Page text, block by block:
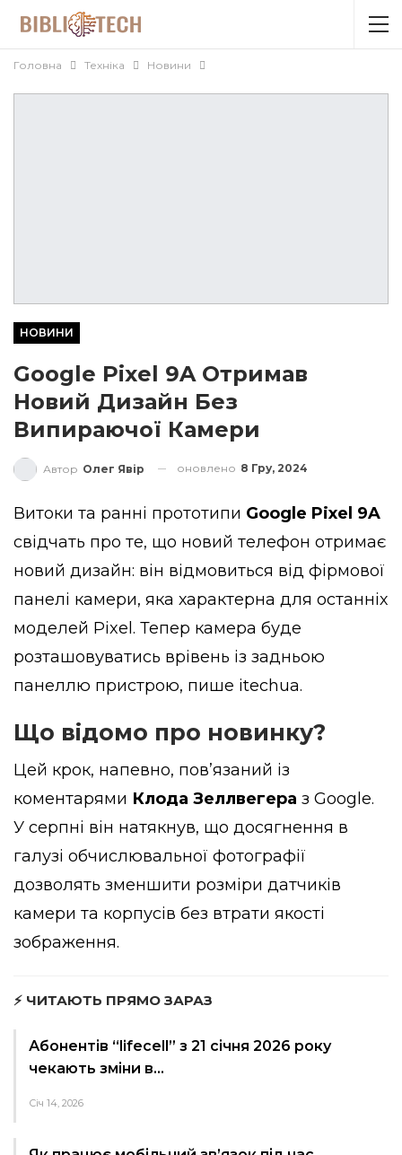
Головна Техніка Новини
НОВИНИ
Google Pixel 9A Отримав
Новий Дизайн Без
Випираючої Камери
Автор Олег Явір оновлено 8 Гру, 2024
Витоки та ранні прототипи Google Pixel 9A
свідчать про те, що новий телефон отримає
новий дизайн: він відмовиться від фірмової
панелі камери, яка характерна для останніх
моделей Pixel. Тепер камера буде
розташовуватись врівень із задньою
панеллю пристрою, пише itechua.
Що відомо про новинку?
Цей крок, напевно, пов’язаний із
коментарями Клода Зеллвегера з Google.
У серпні він натякнув, що досягнення в
галузі обчислювальної фотографії
дозволять зменшити розміри датчиків
камери та корпусів без втрати якості
зображення.
⚡ ЧИТАЮТЬ ПРЯМО ЗАРАЗ
Абонентів “lifecell” з 21 січня 2026 року
чекають зміни в…
Січ 14, 2026